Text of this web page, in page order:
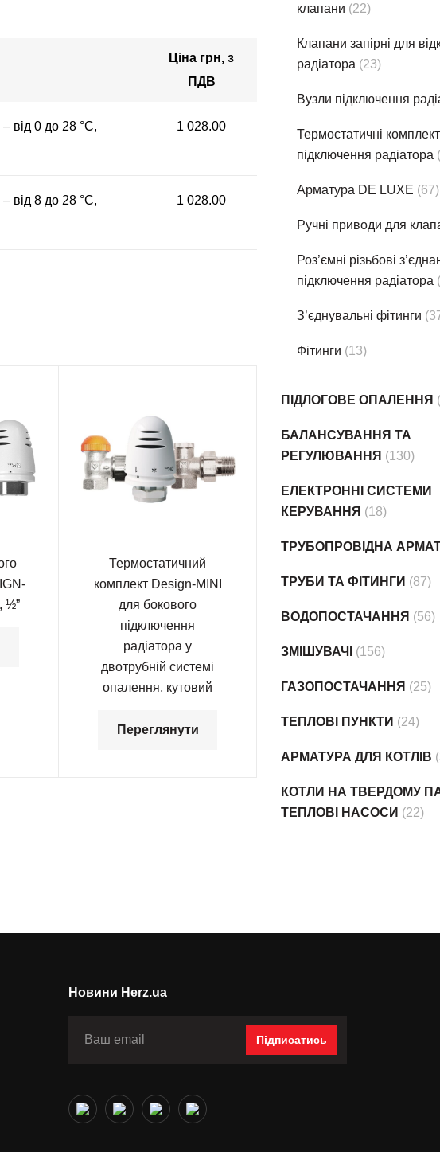
Ціна грн, з
ПДВ
від 0 до 28 °С,
1 028.00
від 8 до 28 °С,
1 028.00
½”
Термостатичний
комплект Design-MINI
для бокового
підключення
радіатора у
двотрубній системі
опалення, кутовий
Переглянути
клапани (22)
Клапани запірні для
радіатора (23)
Вузли підключення
Термостатичнi
підключення радіатора
Арматура DE LUXE (67)
Ручні приводи для
Роз’ємні різьбові
підключення радіатора
З’єднувальні фітинги
Фітинги (13)
ПІДЛОГОВЕ ОПАЛЕННЯ
БАЛАНСУВАННЯ ТА
РЕГУЛЮВАННЯ (130)
ЕЛЕКТРОННІ СИСТЕМИ
КЕРУВАННЯ (18)
ТРУБОПРОВІДНА
ТРУБИ ТА ФІТИНГИ (87)
ВОДОПОСТАЧАННЯ (56)
ЗМІШУВАЧІ (156)
ГАЗОПОСТАЧАННЯ (25)
ТЕПЛОВІ ПУНКТИ (24)
АРМАТУРА ДЛЯ КОТЛІВ
КОТЛИ НА ТВЕРДОМУ
ТЕПЛОВІ НАСОСИ (22)
Новини Herz.ua
Підписатись